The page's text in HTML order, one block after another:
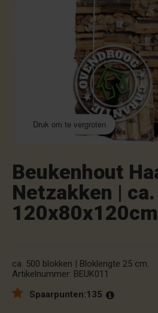
Druk om te vergroten
Beukenhout
Netzakken | ca.
120x80x120cm
ca. 500 blokken | Bloklengte 25 cm.
Artikelnummer: BEUK011
Spaarpunten:135